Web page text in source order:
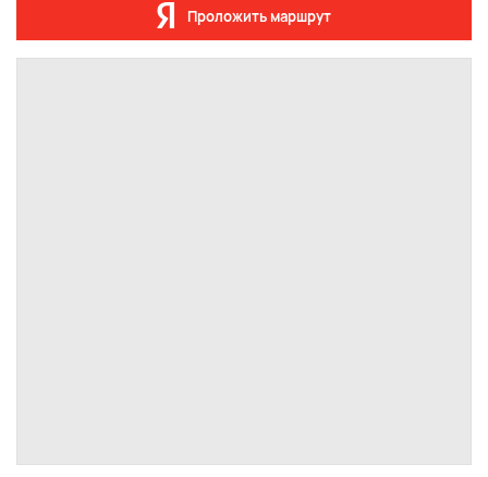
Проложить маршрут